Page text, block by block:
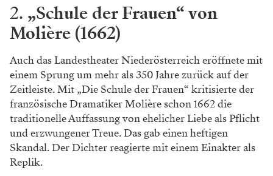
2. „Schule der Frauen“ von
Molière (1662)
Auch das Landestheater Niederösterreich eröffnete mit
einem Sprung um mehr als 350 Jahre zurück auf der
Zeitleiste. Mit „Die Schule der Frauen“ kritisierte der
französische Dramatiker Molière schon 1662 die
traditionelle Auffassung von ehelicher Liebe als Pflicht
und erzwungener Treue. Das gab einen heftigen
Skandal. Der Dichter reagierte mit einem Einakter als
Replik.